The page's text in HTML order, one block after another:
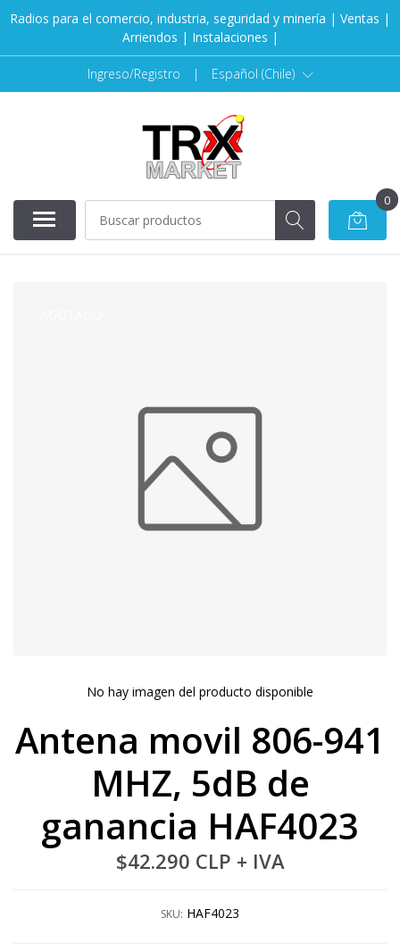
Radios para el comercio, industria, seguridad y minería | Ventas |
Arriendos | Instalaciones |
Ingreso/Registro | Español (Chile)
0
No hay imagen del producto disponible
Antena movil 806-941
MHZ, 5dB de
ganancia HAF4023
$42.290 CLP + IVA
SKU: HAF4023